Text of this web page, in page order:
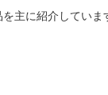
主に紹介してい